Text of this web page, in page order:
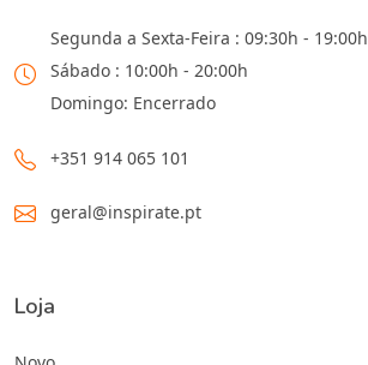
Segunda a Sexta-Feira : 09:30h - 19:00h
Sábado : 10:00h - 20:00h
Domingo: Encerrado
+351 914 065 101
geral@inspirate.pt
Loja